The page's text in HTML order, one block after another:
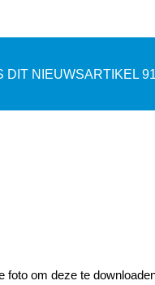
DIT NIEUWSARTIKEL
foto om deze te